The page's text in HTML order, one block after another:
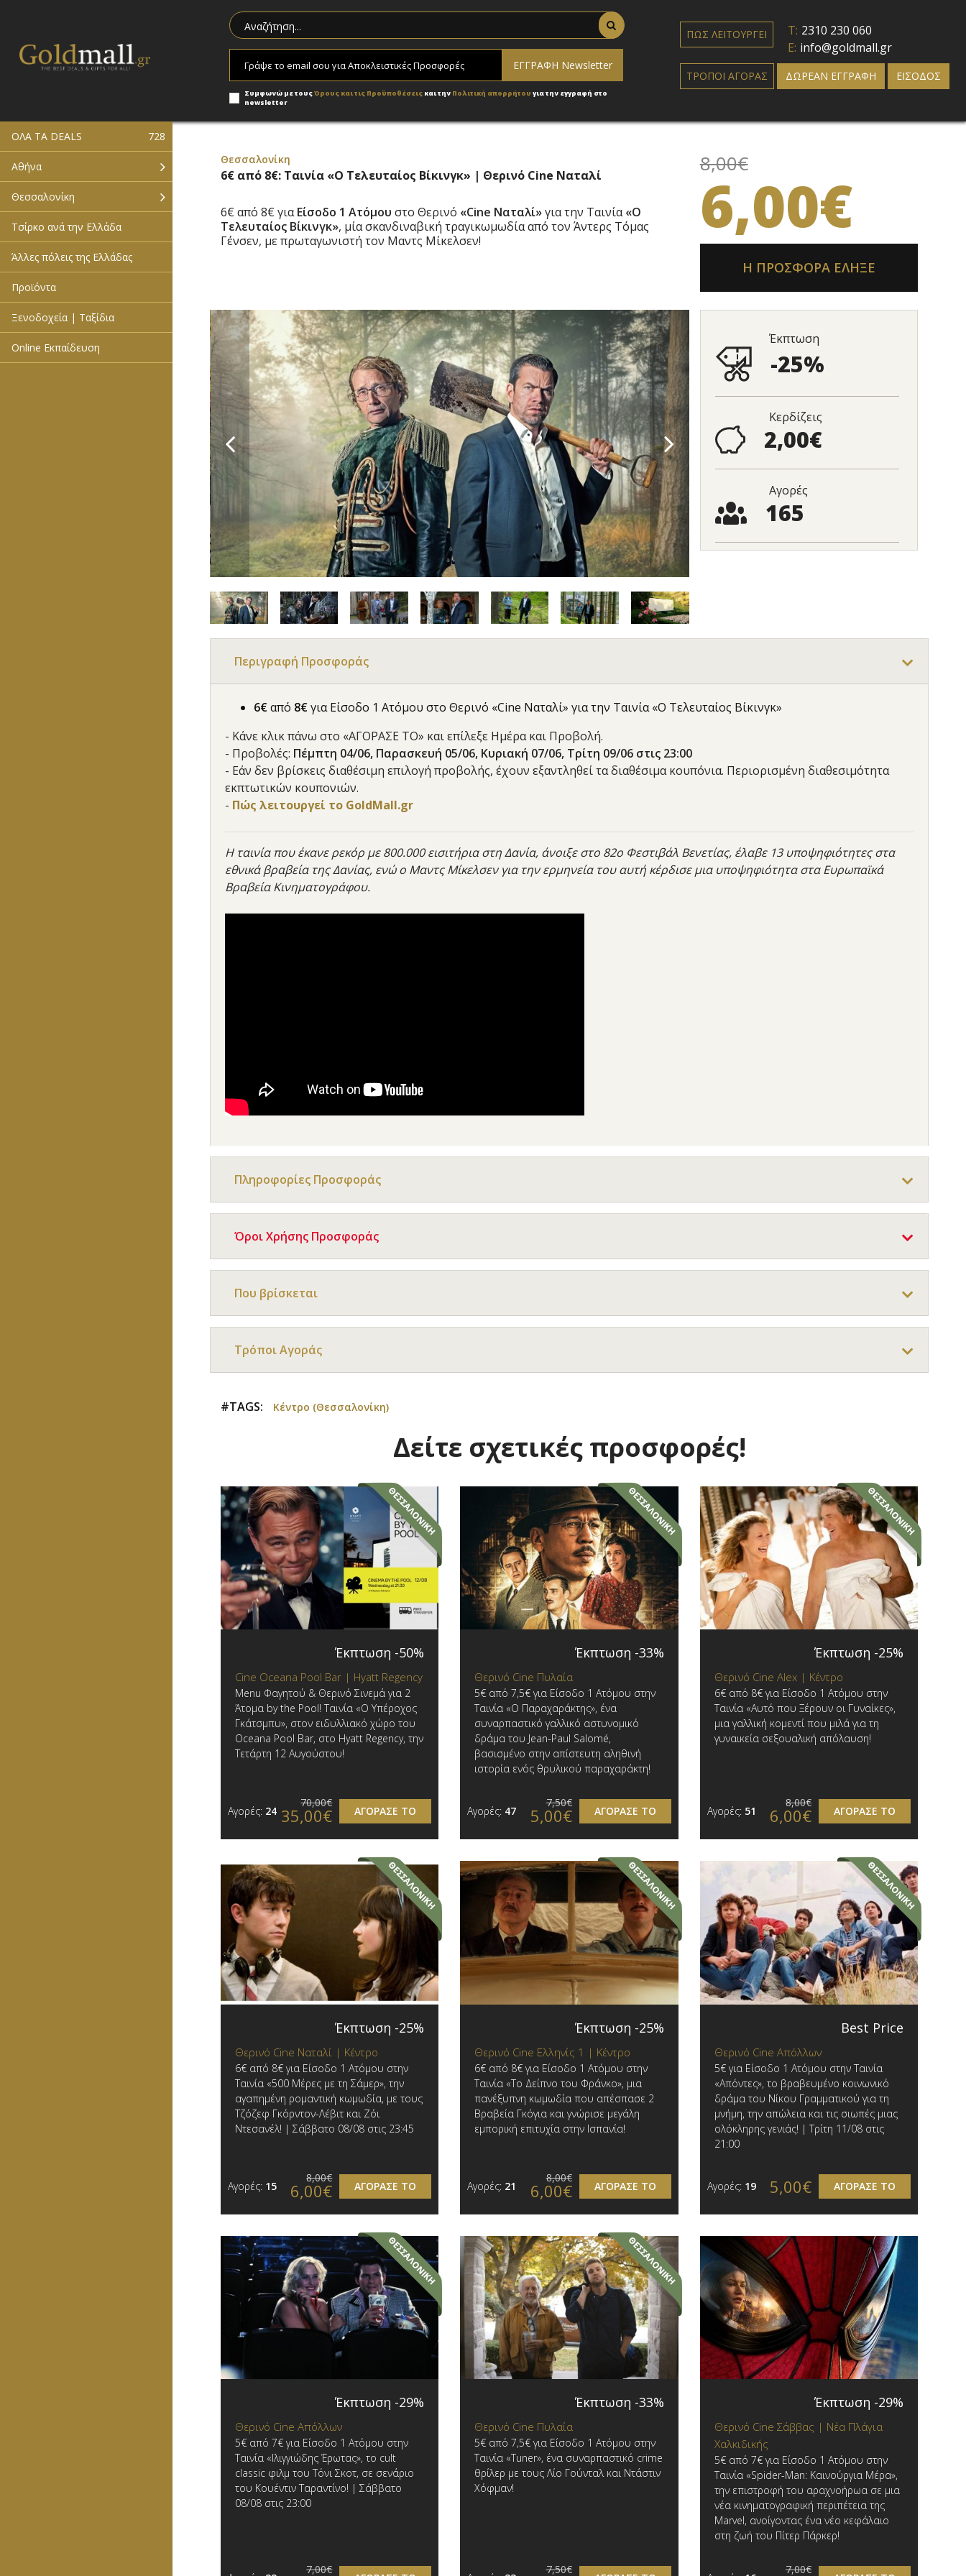
Συμφωνώ με τουςΌρους και τις Προϋποθέσεις και την Πολιτική απορρήτουγια την εγγραφή στο
newsletter
ΠΩΣ ΛΕΙΤΟΥΡΓΕΙ T: 2310 230 060
E: info@goldmall.gr
ΤΡΟΠΟΙ ΑΓΟΡΑΣ ΔΩΡΕΑΝ ΕΓΓΡΑΦΗ ΕΙΣΟΔΟΣ
ΟΛΑ ΤΑ DEALS 728
Αθήνα
Θεσσαλονίκη
Τσίρκο ανά την Ελλάδα
Άλλες πόλεις της Ελλάδας
Προϊόντα
Ξενοδοχεία | Ταξίδια
Online Εκπαίδευση
Θεσσαλονίκη
6€ από 8€: Ταινία «Ο Τελευταίος Βίκινγκ» | Θερινό Cine Ναταλί
6€ από 8€ γιαΕίσοδο 1 Ατόμου στο Θερινό «Cine Ναταλί»για την Ταινία«Ο
Τελευταίος Βίκινγκ», μία σκανδιναβική τραγικωμωδία από τον Άντερς Τόμας
Γένσεν, με πρωταγωνιστή τον Μαντς Μίκελσεν!
8,00€
6,00€
Η ΠΡΟΣΦΟΡΑ ΕΛΗΞΕ
Έκπτωση
-25%
Κερδίζεις
2,00€
Αγορές
165
Περιγραφή Προσφοράς
6€από 8€για Είσοδο 1 Ατόμου στο Θερινό «Cine Ναταλί» για την Ταινία «Ο Τελευταίος Βίκινγκ»
- Κάνε κλικ πάνω στο «ΑΓΟΡΑΣΕ ΤΟ» και επίλεξε Ημέρα και Προβολή.
- Προβολές: Πέμπτη 04/06, Παρασκευή 05/06, Κυριακή 07/06, Τρίτη 09/06 στις 23:00
- Εάν δεν βρίσκεις διαθέσιμη επιλογή προβολής, έχουν εξαντληθεί τα διαθέσιμα κουπόνια. Περιορισμένη διαθεσιμότητα
εκπτωτικών κουπονιών.
- Πώς λειτουργεί το GoldMall.gr
Η ταινία που έκανε ρεκόρ με 800.000 εισιτήρια στη Δανία, άνοιξε στο 82o Φεστιβάλ Βενετίας, έλαβε 13 υποψηφιότητες στα
εθνικά βραβεία της Δανίας, ενώ ο Μαντς Μίκελσεν για την ερμηνεία του αυτή κέρδισε μια υποψηφιότητα στα Ευρωπαϊκά
Βραβεία Κινηματογράφου.
Πληροφορίες Προσφοράς
Όροι Χρήσης Προσφοράς
Που βρίσκεται
Τρόποι Αγοράς
#TAGS: Κέντρο (Θεσσαλονίκη)
Δείτε σχετικές προσφορές!
Έκπτωση -50%
Cine Oceana Pool Bar | Hyatt Regency
Menu Φαγητού & Θερινό Σινεμά για 2
Άτομα by the Pool! Ταινία «Ο Υπέροχος
Γκάτσμπυ», στον ειδυλλιακό χώρο του
Oceana Pool Bar, στο Hyatt Regency, την
Τετάρτη 12 Αυγούστου!
Αγορές: 24 ΑΓΟΡΑΣΕ ΤΟ
70,00€
35,00€
Έκπτωση -33%
Θερινό Cine Πυλαία
5€ από 7,5€ για Είσοδο 1 Ατόμου στην
Ταινία «Ο Παραχαράκτης», ένα
συναρπαστικό γαλλικό αστυνομικό
δράμα του Jean-Paul Salomé,
βασισμένο στην απίστευτη αληθινή
ιστορία ενός θρυλικού παραχαράκτη!
Αγορές: 47 ΑΓΟΡΑΣΕ ΤΟ
7,50€
5,00€
Έκπτωση -25%
Θερινό Cine Alex | Κέντρο
6€ από 8€ για Είσοδο 1 Ατόμου στην
Ταινία «Αυτό που Ξέρουν οι Γυναίκες»,
μια γαλλική κομεντί που μιλά για τη
γυναικεία σεξουαλική απόλαυση!
Αγορές: 51 ΑΓΟΡΑΣΕ ΤΟ
8,00€
6,00€
Έκπτωση -25%
Θερινό Cine Ναταλί | Κέντρο
6€ από 8€ για Είσοδο 1 Ατόμου στην
Ταινία «500 Μέρες με τη Σάμερ», την
αγαπημένη ρομαντική κωμωδία, με τους
Τζόζεφ Γκόρντον-Λέβιτ και Ζόι
Ντεσανέλ! | Σάββατο 08/08 στις 23:45
Αγορές: 15 ΑΓΟΡΑΣΕ ΤΟ
8,00€
6,00€
Έκπτωση -25%
Θερινό Cine Ελληνίς 1 | Κέντρο
6€ από 8€ για Είσοδο 1 Ατόμου στην
Ταινία «Το Δείπνο του Φράνκο», μια
πανέξυπνη κωμωδία που απέσπασε 2
Βραβεία Γκόγια και γνώρισε μεγάλη
εμπορική επιτυχία στην Ισπανία!
Αγορές: 21 ΑΓΟΡΑΣΕ ΤΟ
8,00€
6,00€
Best Price
Θερινό Cine Απόλλων
5€ για Είσοδο 1 Ατόμου στην Ταινία
«Απόντες», το βραβευμένο κοινωνικό
δράμα του Νίκου Γραμματικού για τη
μνήμη, την απώλεια και τις σιωπές μιας
ολόκληρης γενιάς! | Τρίτη 11/08 στις
21:00
Αγορές: 19 ΑΓΟΡΑΣΕ ΤΟ
5,00€
Έκπτωση -29%
Θερινό Cine Απόλλων
5€ από 7€ για Είσοδο 1 Ατόμου στην
Ταινία «Ιλιγγιώδης Έρωτας», το cult
classic φιλμ του Τόνι Σκοτ, σε σενάριο
του Κουέντιν Ταραντίνο! | Σάββατο
08/08 στις 23:00
7,00€
Έκπτωση -33%
Θερινό Cine Πυλαία
5€ από 7,5€ για Είσοδο 1 Ατόμου στην
Ταινία «Tuner», ένα συναρπαστικό crime
θρίλερ με τους Λίο Γούνταλ και Ντάστιν
Χόφμαν!
7,50€
Έκπτωση -29%
Θερινό Cine Σάββας | Νέα Πλάγια
Χαλκιδικής
5€ από 7€ για Είσοδο 1 Ατόμου στην
Ταινία «Spider-Man: Καινούργια Μέρα»,
την επιστροφή του αραχνοήρωα σε μια
νέα κινηματογραφική περιπέτεια της
Marvel, ανοίγοντας ένα νέο κεφάλαιο
στη ζωή του Πίτερ Πάρκερ!
7,00€